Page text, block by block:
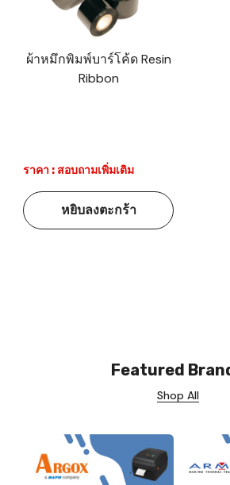
ผ้าหมึกพิมพ์บาร์โค้ด Resin
Ribbon
ราคา : สอบถามเพิ่มเติม
หยิบลงตะกร้า
Featured
Shop All